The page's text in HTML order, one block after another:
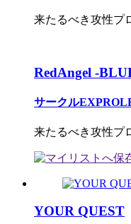
来たるべき攻性プ
RedAngel -
サークル
来たるべき攻性プ
YOUR QUEST